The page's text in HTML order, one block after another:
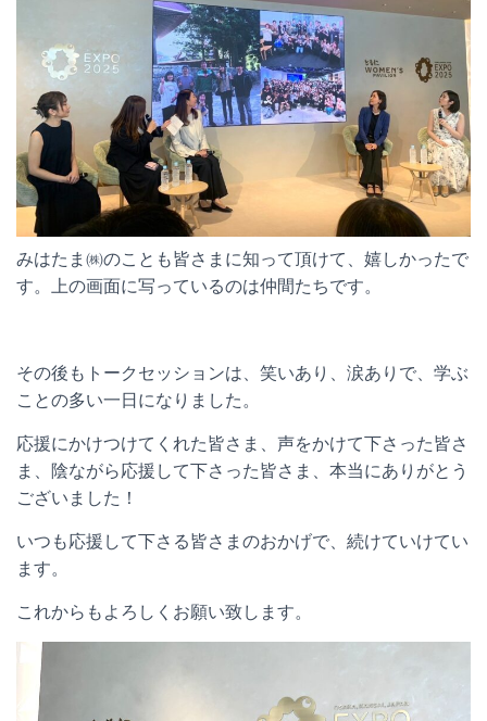
みはたま㈱のことも皆さまに知って頂けて、嬉しかったで
す。上の画面に写っているのは仲間たちです。
その後もトークセッションは、笑いあり、涙ありで、学ぶ
ことの多い一日になりました。
応援にかけつけてくれた皆さま、声をかけて下さった皆さ
ま、陰ながら応援して下さった皆さま、本当にありがとう
ございました！
いつも応援して下さる皆さまのおかげで、続けていけてい
ます。
これからもよろしくお願い致します。